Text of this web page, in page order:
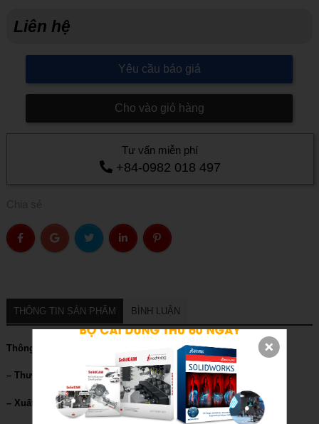
Liên hệ
Yêu cầu báo giá
Cho vào giỏ hàng
Tư vấn miễn phí
+84-0982 018 497
THÔNG TIN SẢN PHẨM BÌNH LUẬN
Thông số kỹ thuật
– Thương hiệu: Mitutoyo
– Xuất xứ: Nhật Bản